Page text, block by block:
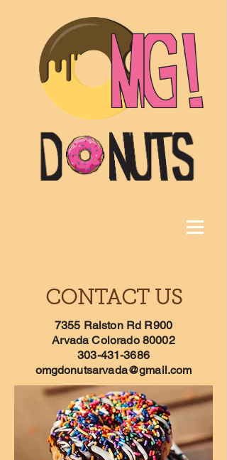
CONTACT US
7355 Ralston Rd R900
Arvada Colorado 80002
303-431-3686
omgdonutsarvada@gmail.com